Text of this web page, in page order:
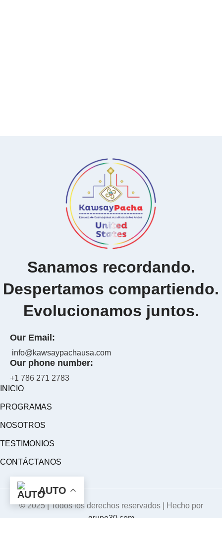
Sanamos recordando.
Despertamos compartiendo.
Evolucionamos juntos.
Our Email:
info@kawsaypachausa.com
Our phone number:
+1 786 271 2783
INICIO
PROGRAMAS
NOSOTROS
TESTIMONIOS
CONTÁCTANOS
©2025 | Todos los derechos reservados | Hecho por
grupo30.com
AUTO